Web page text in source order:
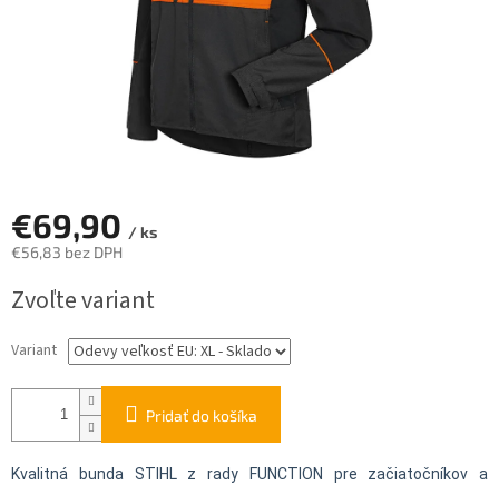
€69,90 / ks
€56,83 bez DPH
cena:
Zvoľte variant
Variant
Pridať do košíka
Kvalitná bunda STIHL z rady FUNCTION pre začiatočníkov a